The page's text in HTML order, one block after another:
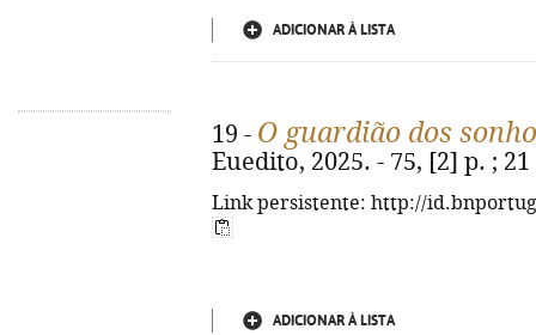
ADICIONAR À LISTA
19 - O guardião dos
Euedito, 2025. - 75, [2] p. ;
Link persistente: http://
ADICIONAR À LISTA